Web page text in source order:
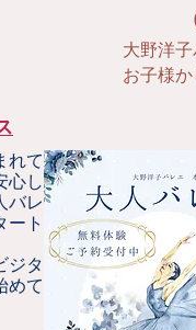
大野洋
お子様
れて
心し
バレ
ート
ジタ
めて